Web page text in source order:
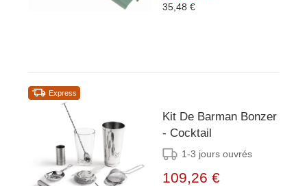
35,48 €
Express
Kit De Barman Bonzer
- Cocktail
1-3 jours ouvrés
109,26 €